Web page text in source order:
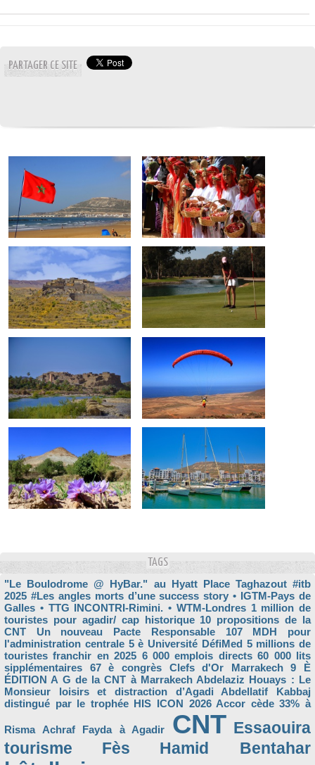
PARTAGER CE SITE
TAGS
"Le Boulodrome @ HyBar." au Hyatt Place Taghazout #itb
2025 #Les angles morts d’une success story • IGTM-Pays de
Galles • TTG INCONTRI-Rimini. • WTM-Londres 1 million de
touristes pour agadir/ cap historique 10 propositions de la
CNT Un nouveau Pacte Responsable
107 MDH pour
l'administration centrale 5 è Université DéfiMed 5 millions de
touristes franchir en 2025 6 000 emplois directs 60 000 lits
sipplémentaires
67 è congrès Clefs d'Or Marrakech
9 È
ÉDITION A G de la CNT à Marrakech Abdelaziz Houays : Le
Monsieur loisirs et distraction d’Agadi
Abdellatif Kabbaj
distingué par le trophée HIS ICON 2026 Accor cède 33% à
Risma Achraf Fayda à Agadir CNT Essaouira
tourisme
Fès Hamid Bentahar